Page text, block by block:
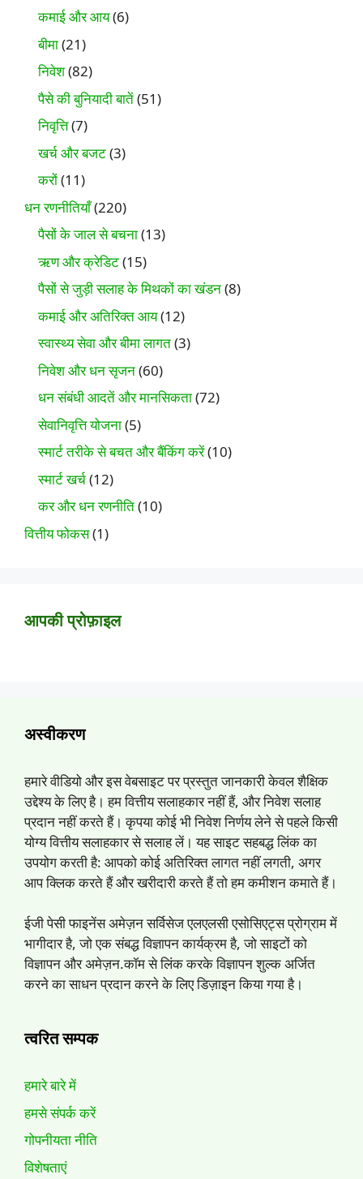
कमाई और आय(6)
बीमा(21)
निवेश(82)
पैसे की बुनियादी बातें(51)
निवृत्ति(7)
खर्च और बजट(3)
करों(11)
धन रणनीतियाँ(220)
पैसों के जाल से बचना(13)
ऋण और क्रेडिट(15)
पैसों से जुड़ी सलाह के मिथकों का खंडन(8)
कमाई और अतिरिक्त आय(12)
स्वास्थ्य सेवा और बीमा लागत(3)
निवेश और धन सृजन(60)
धन संबंधी आदतें और मानसिकता(72)
सेवानिवृत्ति योजना(5)
स्मार्ट तरीके से बचत और बैंकिंग करें(10)
स्मार्ट खर्च(12)
कर और धन रणनीति(10)
वित्तीय फोकस(1)
आपकी प्रोफ़ाइल
अस्वीकरण
हमारे वीडियो और इस वेबसाइट पर प्रस्तुत जानकारी केवल शैक्षिक
उद्देश्य के लिए है। हम वित्तीय सलाहकार नहीं हैं, और निवेश सलाह
प्रदान नहीं करते हैं। कृपया कोई भी निवेश निर्णय लेने से पहले किसी
योग्य वित्तीय सलाहकार से सलाह लें। यह साइट सहबद्ध लिंक का
उपयोग करती है: आपको कोई अतिरिक्त लागत नहीं लगती, अगर
आप क्लिक करते हैं और खरीदारी करते हैं तो हम कमीशन कमाते हैं।
ईजी पेसी फाइनेंस अमेज़न सर्विसेज एलएलसी एसोसिएट्स प्रोग्राम में
भागीदार है, जो एक संबद्ध विज्ञापन कार्यक्रम है, जो साइटों को
विज्ञापन और अमेज़न.कॉम से लिंक करके विज्ञापन शुल्क अर्जित
करने का साधन प्रदान करने के लिए डिज़ाइन किया गया है।
त्वरित सम्पक
हमारे बारे में
हमसे संपर्क करें
गोपनीयता नीति
विशेषताएं